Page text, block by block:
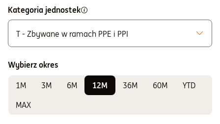
Kategoria jednostek
T - Zbywane w ramach PPE i PPI
K - Zbywane w ramach IKE i IKZE
Do sprawdzania wyników
E - Zbywane w ramach PPE i PPI
Wybierz okres
1M 3M 6M 12M 36M 60M
YTD
MAX